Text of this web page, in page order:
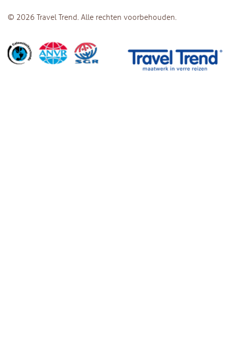
© 2026 Travel Trend. Alle rechten voorbehouden.